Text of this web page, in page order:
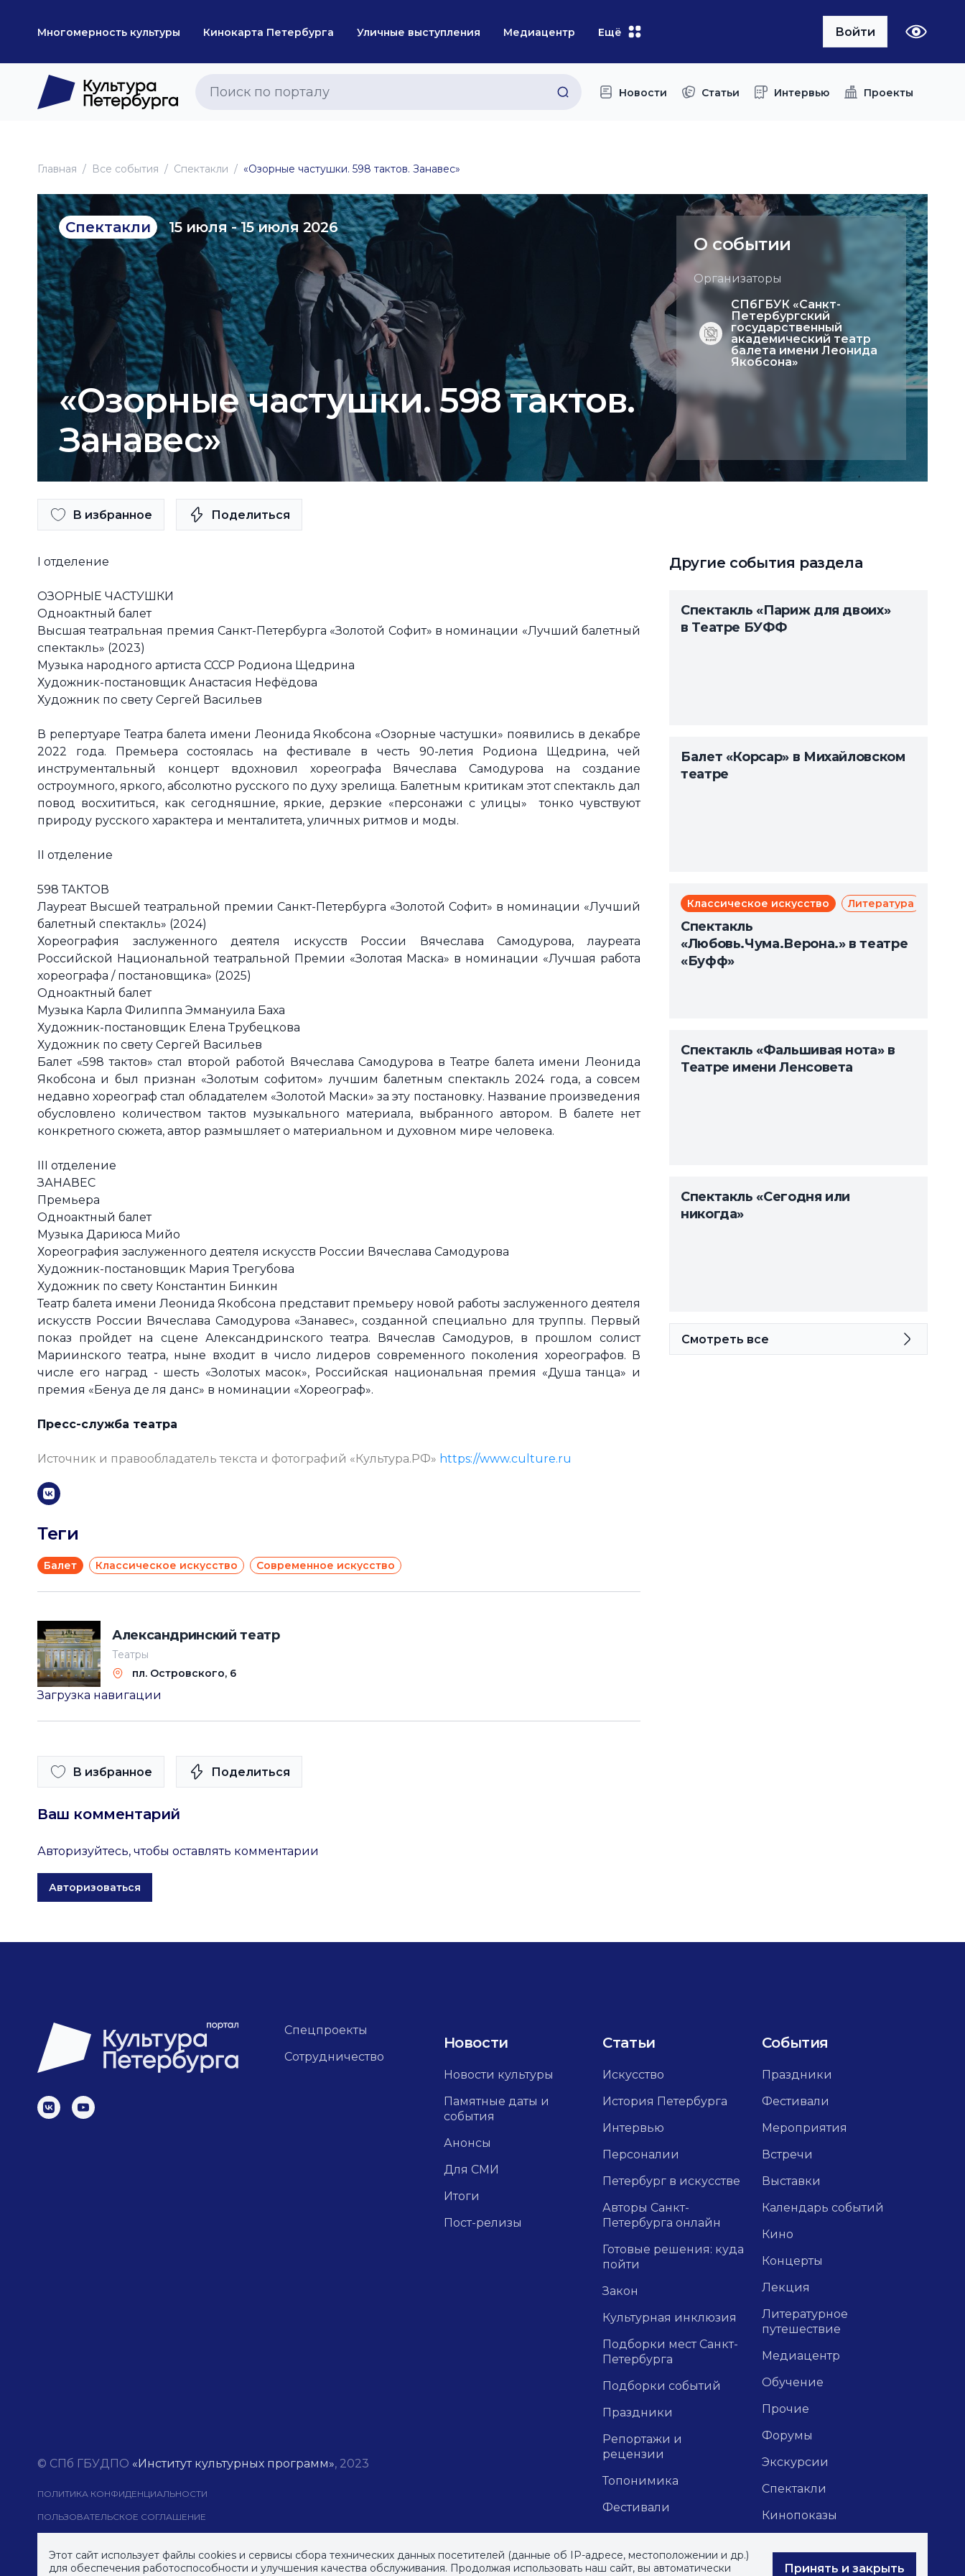
Многомерность культуры Кинокарта Петербурга Уличные выступления Медиацентр Ещё Войти
Новости Статьи Интервью Проекты
Главная Все события Спектакли «Озорные частушки. 598 тактов. Занавес»
Спектакли 15 июля - 15 июля 2026
«Озорные частушки. 598 тактов.
Занавес»
О событии
Организаторы
СПбГБУК «Санкт-
Петербургский
государственный
академический театр
балета имени Леонида
Якобсона»
В избранное Поделиться
I отделение
ОЗОРНЫЕ ЧАСТУШКИ
Одноактный балет
Высшая театральная премия Санкт-Петербурга «Золотой Софит» в номинации «Лучший балетный
спектакль» (2023)
Музыка народного артиста СССР Родиона Щедрина
Художник-постановщик Анастасия Нефёдова
Художник по свету Сергей Васильев
В репертуаре Театра балета имени Леонида Якобсона «Озорные частушки» появились в декабре
2022 года. Премьера состоялась на фестивале в честь 90-летия Родиона Щедрина, чей
инструментальный концерт вдохновил хореографа Вячеслава Самодурова на создание
остроумного, яркого, абсолютно русского по духу зрелища. Балетным критикам этот спектакль дал
повод восхититься, как сегодняшние, яркие, дерзкие «персонажи с улицы» тонко чувствуют
природу русского характера и менталитета, уличных ритмов и моды.
II отделение
598 ТАКТОВ
Лауреат Высшей театральной премии Санкт-Петербурга «Золотой Софит» в номинации «Лучший
балетный спектакль» (2024)
Хореография заслуженного деятеля искусств России Вячеслава Самодурова, лауреата
Российской Национальной театральной Премии «Золотая Маска» в номинации «Лучшая работа
хореографа / постановщика» (2025)
Одноактный балет
Музыка Карла Филиппа Эммануила Баха
Художник-постановщик Елена Трубецкова
Художник по свету Сергей Васильев
Балет «598 тактов» стал второй работой Вячеслава Самодурова в Театре балета имени Леонида
Якобсона и был признан «Золотым софитом» лучшим балетным спектакль 2024 года, а совсем
недавно хореограф стал обладателем «Золотой Маски» за эту постановку. Название произведения
обусловлено количеством тактов музыкального материала, выбранного автором. В балете нет
конкретного сюжета, автор размышляет о материальном и духовном мире человека.
III отделение
ЗАНАВЕС
Премьера
Одноактный балет
Музыка Дариюса Мийо
Хореография заслуженного деятеля искусств России Вячеслава Самодурова
Художник-постановщик Мария Трегубова
Художник по свету Константин Бинкин
Театр балета имени Леонида Якобсона представит премьеру новой работы заслуженного деятеля
искусств России Вячеслава Самодурова «Занавес», созданной специально для труппы. Первый
показ пройдет на сцене Александринского театра. Вячеслав Самодуров, в прошлом солист
Мариинского театра, ныне входит в число лидеров современного поколения хореографов. В
числе его наград - шесть «Золотых масок», Российская национальная премия «Душа танца» и
премия «Бенуа де ля данс» в номинации «Хореограф».
Пресс-служба театра
Источник и правообладатель текста и фотографий «Культура.РФ» https://www.culture.ru
Теги
Балет Классическое искусство Современное искусство
Александринский театр
Театры
пл. Островского, 6
Загрузка навигации
В избранное Поделиться
Ваш комментарий
Авторизуйтесь, чтобы оставлять комментарии
Авторизоваться
Другие события раздела
Спектакль «Париж для двоих»
в Театре БУФФ
Балет «Корсар» в Михайловском
театре
Классическое искусство Литература
Спектакль
«Любовь.Чума.Верона.» в театре
«Буфф»
Спектакль «Фальшивая нота» в
Театре имени Ленсовета
Спектакль «Сегодня или
никогда»
Смотреть все
Спецпроекты
Сотрудничество
Новости
Новости культуры
Памятные даты и
события
Анонсы
Для СМИ
Итоги
Пост-релизы
Статьи
Искусство
История Петербурга
Интервью
Персоналии
Петербург в искусстве
Авторы Санкт-
Петербурга онлайн
Готовые решения: куда
пойти
Закон
Культурная инклюзия
Подборки мест Санкт-
Петербурга
Подборки событий
Праздники
Репортажи и
рецензии
Топонимика
Фестивали
События
Праздники
Фестивали
Мероприятия
Встречи
Выставки
Календарь событий
Кино
Концерты
Лекция
Литературное
путешествие
Медиацентр
Обучение
Прочие
Форумы
Экскурсии
Спектакли
Кинопоказы
© СПб ГБУДПО «Институт культурных программ», 2023
ПОЛИТИКА КОНФИДЕНЦИАЛЬНОСТИ
ПОЛЬЗОВАТЕЛЬСКОЕ СОГЛАШЕНИЕ
Этот сайт использует файлы cookies и сервисы сбора технических данных посетителей (данные об IP-адресе, местоположении и др.)
для обеспечения работоспособности и улучшения качества обслуживания. Продолжая использовать наш сайт, вы автоматически
Принять и закрыть